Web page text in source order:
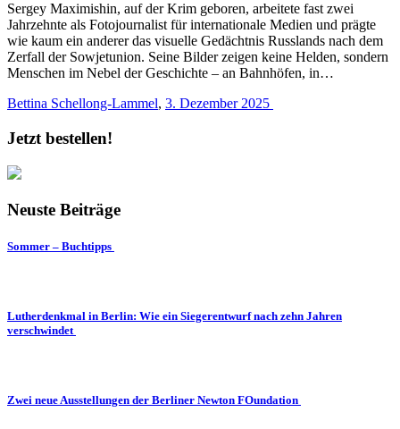
Sergey Maximishin, auf der Krim geboren, arbeitete fast zwei
Jahrzehnte als Fotojournalist für internationale Medien und prägte
wie kaum ein anderer das visuelle Gedächtnis Russlands nach dem
Zerfall der Sowjetunion. Seine Bilder zeigen keine Helden, sondern
Menschen im Nebel der Geschichte – an Bahnhöfen, in…
Bettina Schellong-Lammel, 3. Dezember 2025
Jetzt bestellen!
Neuste Beiträge
Sommer – Buchtipps
Lutherdenkmal in Berlin: Wie ein Siegerentwurf nach zehn Jahren
verschwindet
Zwei neue Ausstellungen der Berliner Newton FOundation